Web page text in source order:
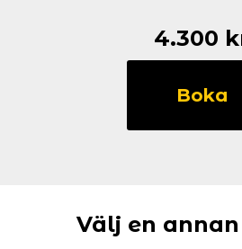
4.300
Skoda
mängd
Boka
Välj en